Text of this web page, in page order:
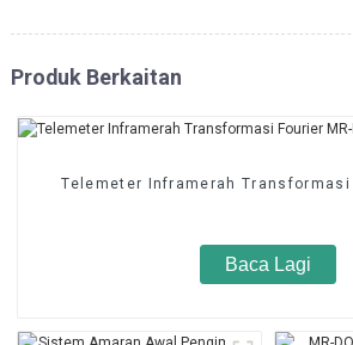
Produk Berkaitan
Telemeter Inframerah Transformasi
Baca Lagi